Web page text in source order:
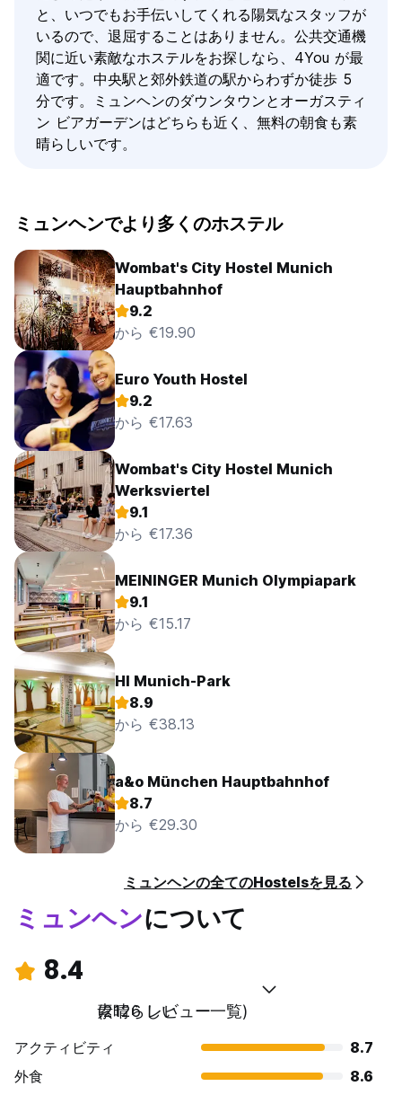
と、いつでもお手伝いしてくれる陽気なスタッフが
いるので、退屈することはありません。公共交通機
関に近い素敵なホステルをお探しなら、4You が最
適です。中央駅と郊外鉄道の駅からわずか徒歩 5
分です。ミュンヘンのダウンタウンとオーガスティ
ン ビアガーデンはどちらも近く、無料の朝食も素
晴らしいです。
ミュンヘンでより多くのホステル
Wombat's City Hostel Munich
Hauptbahnhof
9.2
から €19.90
Euro Youth Hostel
9.2
から €17.63
Wombat's City Hostel Munich
Werksviertel
9.1
から €17.36
MEININGER Munich Olympiapark
9.1
から €15.17
HI Munich-Park
8.9
から €38.13
a&o München Hauptbahnhof
8.7
から €29.30
ミュンヘンの全てのHostelsを見る
ミュンヘンについて
8.4
素晴らしい
(2126 レビュー一覧)
アクティビティ
8.7
外食
8.6